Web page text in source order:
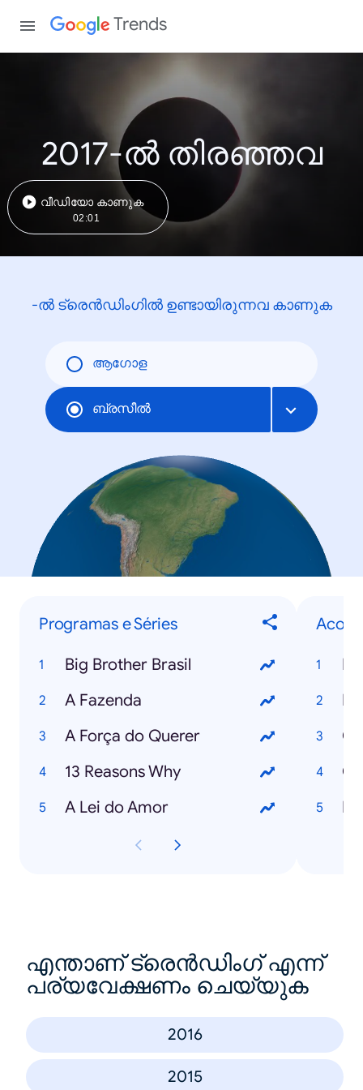
Trends
2017-ൽ തിരഞ്ഞവ
വീഡിയോ കാണുക
02:01
-ൽ ട്രെൻഡിംഗിൽ ഉണ്ടായിരുന്നവ കാണുക
ആഗോള
ബ്രസീല്‍
Programas e Séries
Big Brother Brasil
A Fazenda
A Força do Querer
13 Reasons Why
A Lei do Amor
എന്താണ് ട്രെൻഡിംഗ് എന്ന്
പര്യവേക്ഷണം ചെയ്യുക
2016
2015